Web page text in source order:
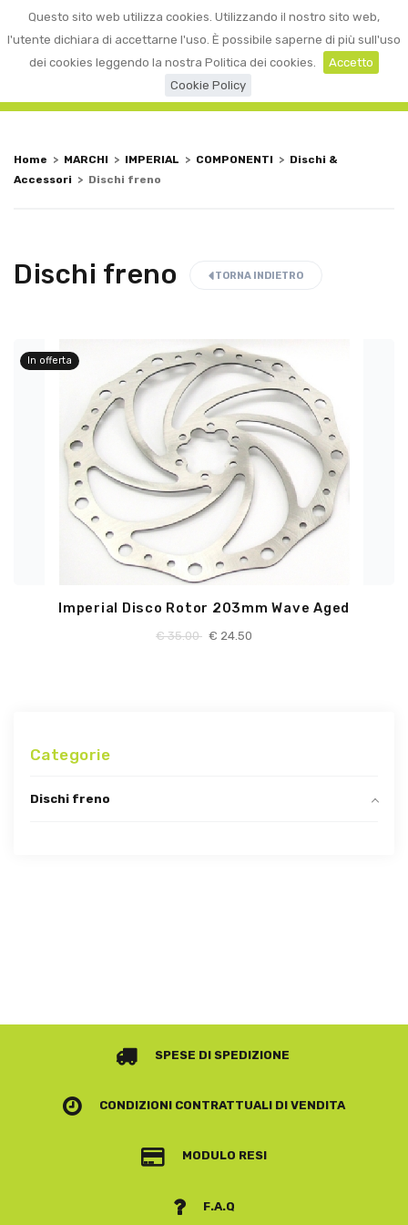
Questo sito web utilizza cookies. Utilizzando il nostro sito web,
l'utente dichiara di accettarne l'uso. È possibile saperne di più sull'uso
dei cookies leggendo la nostra Politica dei cookies.
Accetto
Cookie Policy
☰ 0
Home > MARCHI > IMPERIAL > COMPONENTI > Dischi &
Accessori > Dischi freno
Dischi freno TORNA INDIETRO
In offerta
Imperial Disco Rotor 203mm Wave Aged
€ 35.00 € 24.50
Categorie
Dischi freno
SPESE DI SPEDIZIONE
CONDIZIONI CONTRATTUALIDI VENDITA
MODULO RESI
F.A.Q